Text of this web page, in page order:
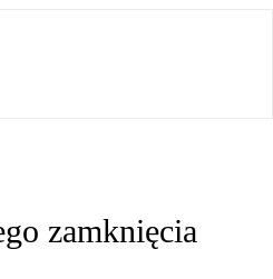
zamknięcia